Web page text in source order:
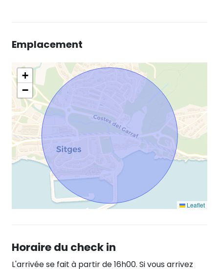
Emplacement
+
−
Leaflet
Horaire du check in
L'arrivée se fait à partir de 16h00. Si vous arrivez